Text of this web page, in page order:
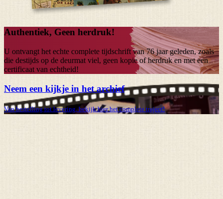
Authentiek, Geen herdruk!
U ontvangt het echte complete tijdschrift van76 jaargeleden, zoals
die destijds op de deurmat viel, geen kopie of herdruk en met een
certificaat van echtheid!
Neem een kijkje in het archief
Van bestelling tot levering, bekijk hier het complete traject!